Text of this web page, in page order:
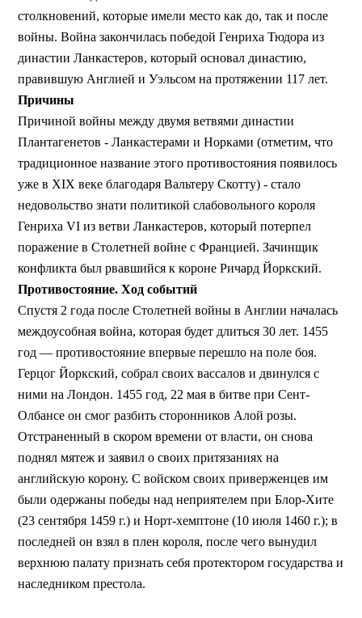
столкновений, которые имели место как до, так и после
войны. Война закончилась победой Генриха Тюдора из
династии Ланкастеров, который основал династию,
правившую Англией и Уэльсом на протяжении 117 лет.
Причины
Причиной войны между двумя ветвями династии
Плантагенетов - Ланкастерами и Норками (отметим, что
традиционное название этого противостояния появилось
уже в XIX веке благодаря Вальтеру Скотту) - стало
недовольство знати политикой слабовольного короля
Генриха VI из ветви Ланкастеров, который потерпел
поражение в Столетней войне с Францией. Зачинщик
конфликта был рвавшийся к короне Ричард Йоркский.
Противостояние. Ход событий
Спустя 2 года после Столетней войны в Англии началась
междоусобная война, которая будет длиться 30 лет. 1455
год — противостояние впервые перешло на поле боя.
Герцог Йоркский, собрал своих вассалов и двинулся с
ними на Лондон. 1455 год, 22 мая в битве при Сент-
Олбансе он смог разбить сторонников Алой розы.
Отстраненный в скором времени от власти, он снова
поднял мятеж и заявил о своих притязаниях на
английскую корону. С войском своих приверженцев им
были одержаны победы над неприятелем при Блор-Хите
(23 сентября 1459 г.) и Норт-хемптоне (10 июля 1460 г.); в
последней он взял в плен короля, после чего вынудил
верхнюю палату признать себя протектором государства и
наследником престола.